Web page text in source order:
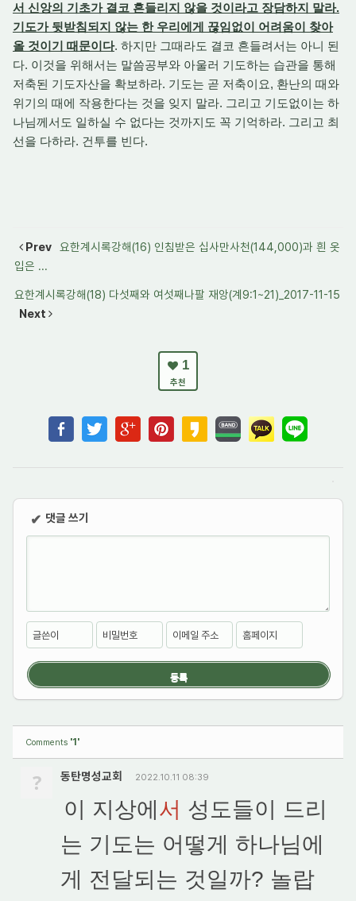
서 신앙의 기초가 결코 흔들리지 않을 것이라고 장담하지 말라.
기도가 뒷받침되지 않는 한 우리에게 끊임없이 어려움이 찾아
올 것이기 때문이다. 하지만 그때라도 결코 흔들려서는 아니 된
다. 이것을 위해서는 말씀공부와 아울러 기도하는 습관을 통해
저축된 기도자산을 확보하라. 기도는 곧 저축이요, 환난의 때와
위기의 때에 작용한다는 것을 잊지 말라. 그리고 기도없이는 하
나님께서도 일하실 수 없다는 것까지도 꼭 기억하라. 그리고 최
선을 다하라. 건투를 빈다.
Prev
요한계시록강해(16) 인침받은 십사만사천(144,000)과 흰 옷
입은 ...
요한계시록강해(18) 다섯째와 여섯째나팔 재앙(계9:1~21)_2017-11-15
Next
1
추천
✔ 댓글 쓰기
글쓴이 비밀번호 이메일 주소 홈페이지
Comments '1'
? 동탄명성교회 2022.10.11 08:39
이 지상에 서 성도들이 드리
는 기도는 어떻게 하나님에
게 전달되는 것일까? 놀랍